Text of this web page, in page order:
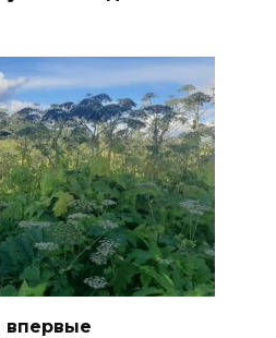
впервые